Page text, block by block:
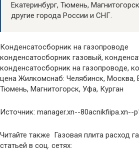
Екатеринбург, Тюмень,
другие города России и СНГ.
Конденсатосборник на газопроводе
конденсатосборник газовый,
конденсатосборник на газопроводе,
цена Жилкомснаб: Челябинск, Москва,
Тюмень, Магнитогорск, Уфа, Курган
Источник: manager.xn--80acnikfiipa.xn--
Читайте также Газовая плита расход
статьей в соц. сетях: